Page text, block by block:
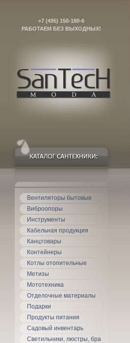
+7 (495) 150-180-6
РАБОТАЕМ БЕЗ ВЫХОДНЫХ!
Вентиляторы бытовые
Виброопоры
Инструменты
Кабельная продукция
Канцтовары
Контейнеры
Котлы отопительные
Метизы
Мототехника
Отделочные материалы
Подарки
Продукты питания
Садовый инвентарь
Светильники, люстры, бра